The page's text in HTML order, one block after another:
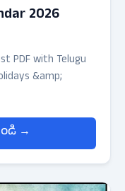
2026
PDF with Telugu
&amp;
→